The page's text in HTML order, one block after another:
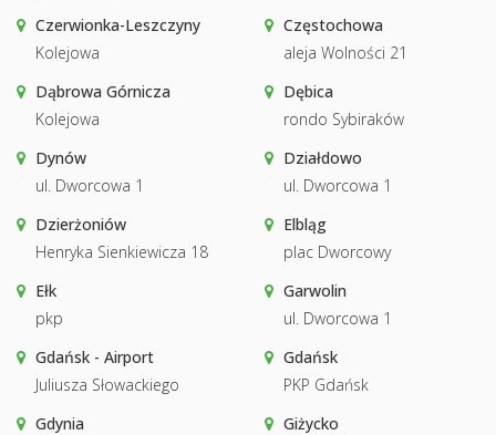
Czerwionka-Leszczyny
Kolejowa
Częstochowa
aleja Wolności 21
Dąbrowa Górnicza
Kolejowa
Dębica
rondo Sybiraków
Dynów
ul. Dworcowa 1
Działdowo
ul. Dworcowa 1
Dzierżoniów
Henryka Sienkiewicza 18
Elbląg
plac Dworcowy
Ełk
pkp
Garwolin
ul. Dworcowa 1
Gdańsk - Airport
Juliusza Słowackiego
Gdańsk
PKP Gdańsk
Gdynia
Giżycko